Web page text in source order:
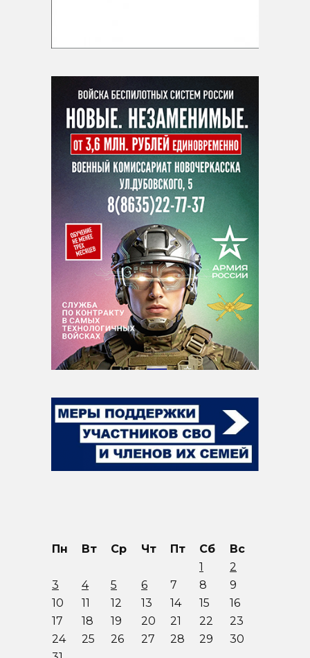
Пн Вт Ср Чт Пт Сб
Вс
1
2
3
4 5 6 7 8
9
10
11 12 13 14 15
16
17
18 19 20 21 22
23
24
25 26 27 28 29
30